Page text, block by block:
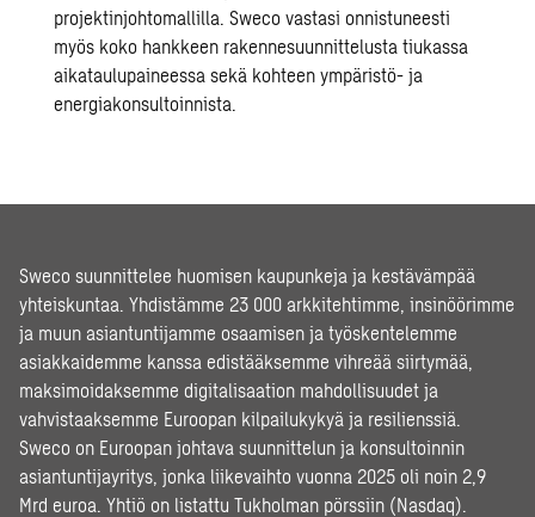
projektinjohtomallilla. Sweco vastasi onnistuneesti
myös koko hankkeen rakennesuunnittelusta tiukassa
aikataulupaineessa sekä kohteen ympäristö- ja
energiakonsultoinnista.
Sweco suunnittelee huomisen kaupunkeja ja kestävämpää
yhteiskuntaa. Yhdistämme 23 000 arkkitehtimme, insinöörimme
ja muun asiantuntijamme osaamisen ja työskentelemme
asiakkaidemme kanssa edistääksemme vihreää siirtymää,
maksimoidaksemme digitalisaation mahdollisuudet ja
vahvistaaksemme Euroopan kilpailukykyä ja resilienssiä.
Sweco on Euroopan johtava suunnittelun ja konsultoinnin
asiantuntijayritys, jonka liikevaihto vuonna 2025 oli noin 2,9
Mrd euroa. Yhtiö on listattu Tukholman pörssiin (Nasdaq).